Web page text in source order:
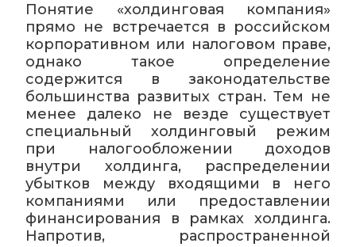
Понятие «холдинговая компания»
прямо не встречается в российском
корпоративном или налоговом праве,
однако такое определение
содержится в законодательстве
большинства развитых стран. Тем не
менее далеко не везде существует
специальный холдинговый режим
при налогообложении доходов
внутри холдинга, распределении
убытков между входящими в него
компаниями или предоставлении
финансирования в рамках холдинга.
Напротив, распространенной